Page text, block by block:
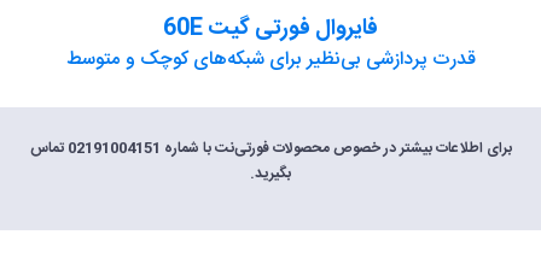
فایروال فورتی گیت 60E
قدرت پردازشی بی‌نظیر برای شبکه‌های کوچک و متوسط
برای اطلاعات بیشتر در خصوص محصولات فورتی‌نت با شماره 02191004151 تماس
بگیرید.